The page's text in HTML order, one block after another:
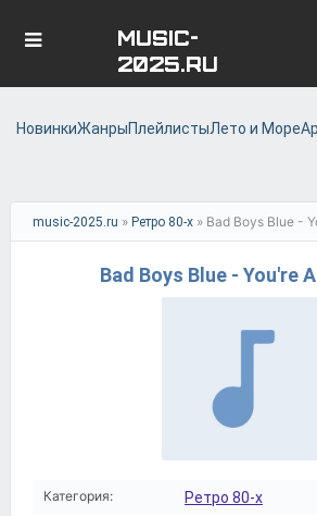
MUSIC-
2025.RU
НовинкиЖанрыПлейлистыЛето и Море
music-2025.ru » Ретро 80-х » Bad Boys Blue -
Bad Boys Blue - You're
Категория: Ретро 80-х